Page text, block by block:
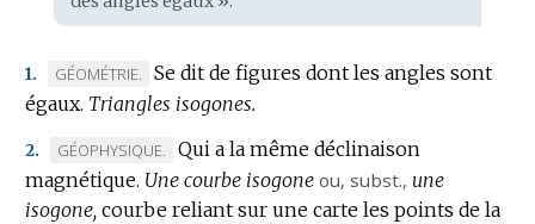
1.
MARQUE
DE
GÉOMÉTRIE.
Se dit de figures dont les angles sont
égaux. Triangles isogones.
2.
MARQUE
DE
DOMAINE
GÉOPHYSIQUE.
Qui a la même déclinaison
magnétique. Une courbe isogone ou, subst., une
isogone, courbe reliant sur une carte les points de la